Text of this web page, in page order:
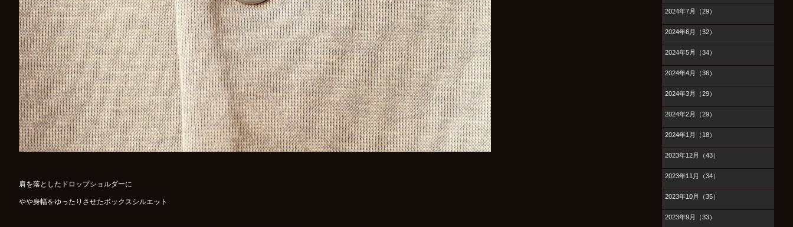
肩を落としたドロップショルダーに
やや身幅をゆったりさせたボックスシルエット
2024年7月（29）
2024年6月（32）
2024年5月（34）
2024年4月（36）
2024年3月（29）
2024年2月（29）
2024年1月（18）
2023年12月（43）
2023年11月（34）
2023年10月（35）
2023年9月（33）